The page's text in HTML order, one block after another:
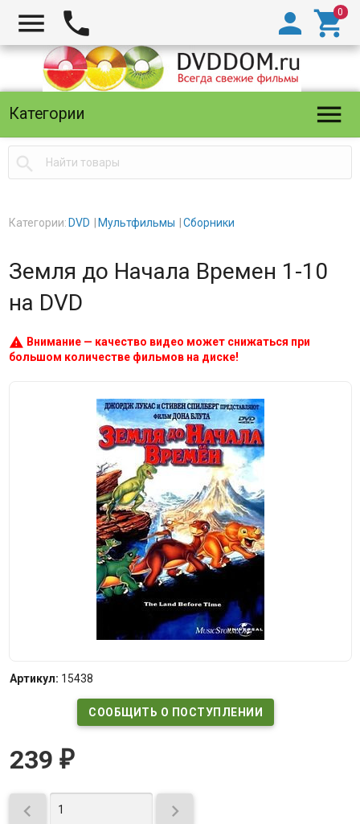
  

Категории 

Категории: DVD Мультфильмы Сборники
Земля до Начала Времен 1-10
на DVD
warning Внимание — качество видео может снижаться при
большом количестве фильмов на диске!
Артикул: 15438
СООБЩИТЬ О ПОСТУПЛЕНИИ
239 ₽
 